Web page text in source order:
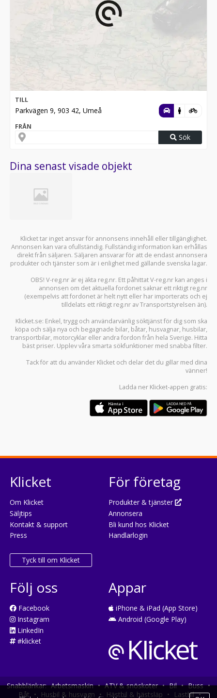
TILL
Parkvägen 9, 903 42, Umeå
FRÅN
Sök
Dina senast visade objekt
Klicket tar inget ansvar för annonsens innehåll eller tillgänglighet.
Annonsen kan vara ofullständig. Fullständig information kan erhållas
direkt från säljaren. Säljaren ansvarar för att de endast annonsera
produkter och tjänster som är i enlighet med gällande svenska lagar.
OBS! V-reg.nr är ej äkta reg.nr. Ett påhittat V-reg.nr kan anges i
annonsen om det aktuella fordonet saknar ett riktigt reg.nr
(exempelvis att fordonet är helt nytt eller har importerats och ej
tilldelats ett riktigt reg.nr av Transportstyrelsen än).
Klicket.se: Enkel, trygg och användarvänlig söktjänst för dig som ska
köpa och sälja nya och begagnade bilar, båtar, husvagnar, husbilar,
transportbilar, motorcyklar eller andra fordon från hela Sverige. Hitta
bäst priser. Upplev våra smarta sökfunktioner med snabba filter.
Tack för att du använder Klicket och delar det du gillar med dina
vänner!
Ladda ner Klicket-appen gratis:
Klicket
Om Klicket
Säljtips
Kontakt & support
Press
Tyck till om Klicket
För företag
Produkter & tjänster
Annonsera
Bli kund hos Klicket
Handlarlogin
Följ oss
Facebook
Instagram
LinkedIn
#klicket
Appar
iPhone & iPad (App Store)
Android (Google Play)
Snabblänkar: Arbetsmaskin • ATV & snöskoter • Bil • Buss •
Båt • Husbil & husvagn • Hästbil & hästsläp • Lastbil •